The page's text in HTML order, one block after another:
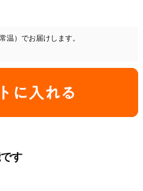
温） でお届けします。
す